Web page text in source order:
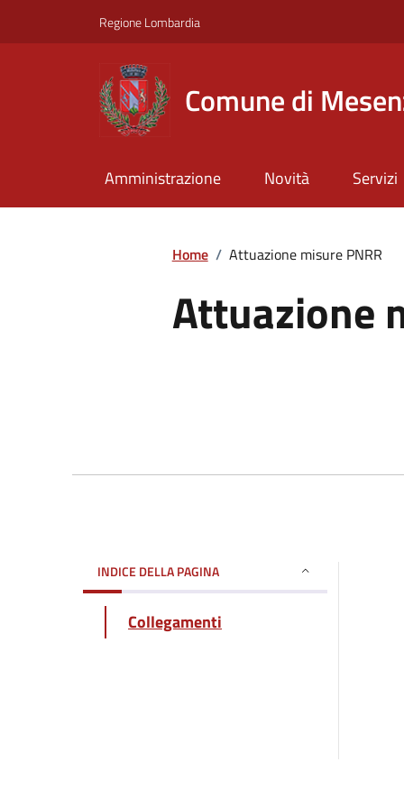
Regione Lombardia
Comune di
Amministrazione Novità Servizi
Home / Attuazione misure PNRR
Attuazione
INDICE DELLA PAGINA
Collegamenti